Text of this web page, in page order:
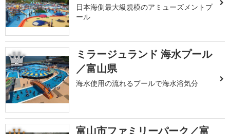
日本海側最大級規模のアミューズメントプ
ール
2
ミラージュランド 海水プール
／富山県
海水使用の流れるプールで海水浴気分
富山市ファミリーパーク／富